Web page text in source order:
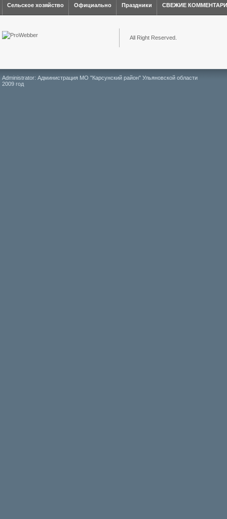
Сельское хозяйство Официально Праздники СВЕЖИЕ
All Right Reserved.
Administrator: Администрация МО "Карсунский район" Ульяновской области
2009 год